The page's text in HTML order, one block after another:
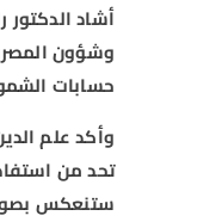
أشاد الدكتور
وشؤون
حسابات
وأكد علم
تحد من
ستنعكس